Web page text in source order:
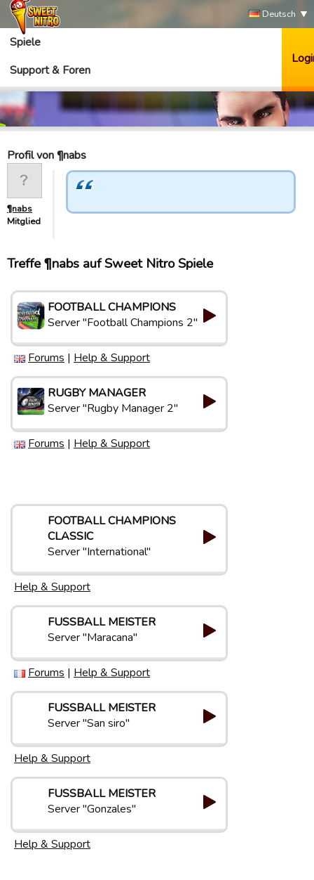
Deutsch
Spiele
Support & Foren
Profil von ¶nabs
¶nabs
Mitglied
Treffe ¶nabs auf Sweet Nitro Spiele
FOOTBALL CHAMPIONS
Server "Football Champions 2"
Forums | Help & Support
RUGBY MANAGER
Server "Rugby Manager 2"
Forums | Help & Support
FOOTBALL CHAMPIONS
CLASSIC
Server "International"
Help & Support
FUSSBALL MEISTER
Server "Maracana"
Forums | Help & Support
FUSSBALL MEISTER
Server "San siro"
Help & Support
FUSSBALL MEISTER
Server "Gonzales"
Help & Support